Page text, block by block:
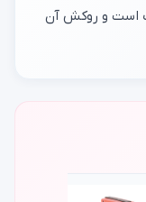
است و روکش آن